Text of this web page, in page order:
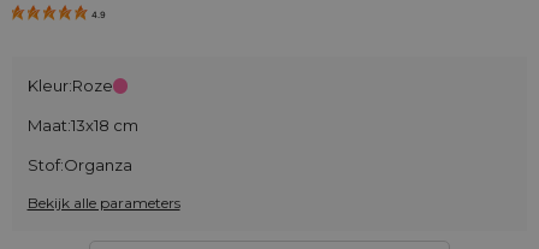
4.9
Kleur:Roze
Maat:13x18 cm
Stof:Organza
Bekijk alle parameters